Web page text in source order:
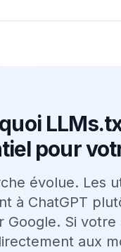
pour
évolue. Les
à ChatGPT
Google. Si
aux